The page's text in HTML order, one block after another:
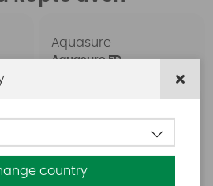
Aquasure
Aquasure FD
country